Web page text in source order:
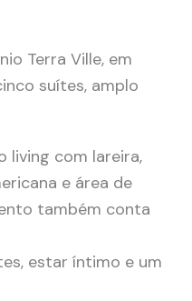
Terra Ville, em
suítes, amplo
living com lareira,
e área de
também conta
estar íntimo e um